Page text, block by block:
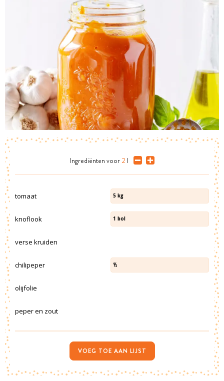
Ingrediënten voor 2 l
tomaat 5 kg
knoflook 1 bol
verse kruiden
chilipeper ½
olijfolie
peper en zout
VOEG TOE AAN LIJST